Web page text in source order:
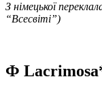
З німецької
“Всесвіті”)
Ф Lacrimosa